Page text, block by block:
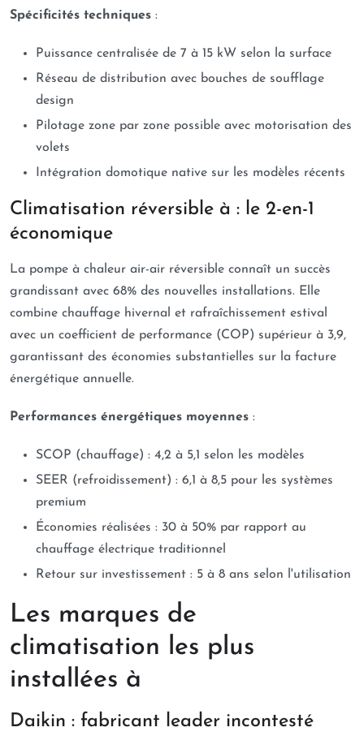
Spécificités techniques :
Puissance centralisée de 7 à 15 kW selon la surface
Réseau de distribution avec bouches de soufflage
design
Pilotage zone par zone possible avec motorisation des
volets
Intégration domotique native sur les modèles récents
Climatisation réversible à : le 2-en-1
économique
La pompe à chaleur air-air réversible connaît un succès
grandissant avec 68% des nouvelles installations. Elle
combine chauffage hivernal et rafraîchissement estival
avec un coefficient de performance (COP) supérieur à 3,9,
garantissant des économies substantielles sur la facture
énergétique annuelle.
Performances énergétiques moyennes :
SCOP (chauffage) : 4,2 à 5,1 selon les modèles
SEER (refroidissement) : 6,1 à 8,5 pour les systèmes
premium
Économies réalisées : 30 à 50% par rapport au
chauffage électrique traditionnel
Retour sur investissement : 5 à 8 ans selon l'utilisation
Les marques de
climatisation les plus
installées à
Daikin : fabricant leader incontesté